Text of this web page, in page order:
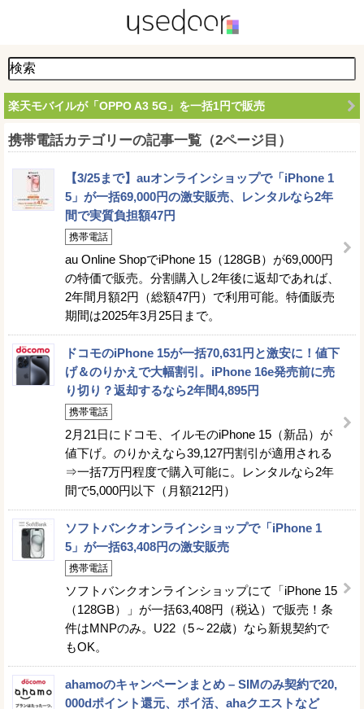
楽天モバイルが「OPPO A3 5G」を一括1円で販売
携帯電話カテゴリーの記事一覧（2ページ目）
【3/25まで】auオンラインショップで「iPhone 1
5」が一括69,000円の激安販売、レンタルなら2年
間で実質負担額47円
携帯電話
au Online ShopでiPhone 15（128GB）が69,000円
の特価で販売。分割購入し2年後に返却であれば、
2年間月額2円（総額47円）で利用可能。特価販売
期間は2025年3月25日まで。
ドコモのiPhone 15が一括70,631円と激安に！値下
げ＆のりかえで大幅割引。iPhone 16e発売前に売
り切り？返却するなら2年間4,895円
携帯電話
2月21日にドコモ、イルモのiPhone 15（新品）が
値下げ。のりかえなら39,127円割引が適用される
⇒一括7万円程度で購入可能に。レンタルなら2年
間で5,000円以下（月額212円）
ソフトバンクオンラインショップで「iPhone 1
5」が一括63,408円の激安販売
携帯電話
ソフトバンクオンラインショップにて「iPhone 15
（128GB）」が一括63,408円（税込）で販売！条
件はMNPのみ。U22（5～22歳）なら新規契約で
もOK。
ahamoのキャンペーンまとめ – SIMのみ契約で20,
000dポイント還元、ポイ活、ahaクエストなど